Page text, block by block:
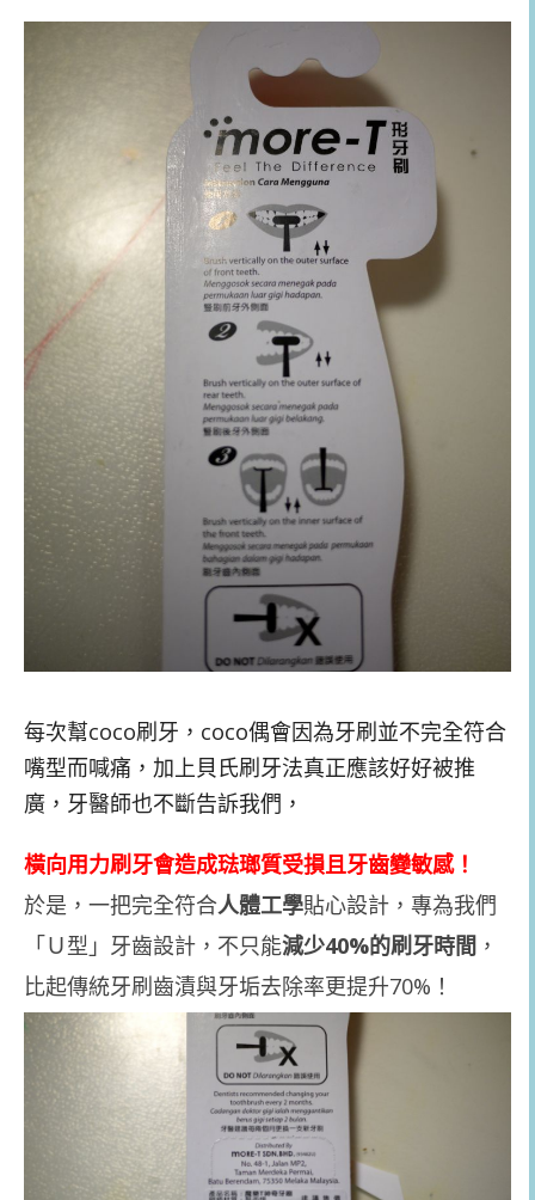
每次幫coco刷牙，coco偶會因為牙刷並不完全符合
嘴型而喊痛，加上貝氏刷牙法真正應該好好被推
廣，牙醫師也不斷告訴我們，
橫向用力刷牙會造成琺瑯質受損且牙齒變敏感！
於是，一把完全符合人體工學貼心設計，專為我們
「Ｕ型」牙齒設計，不只能減少40%的刷牙時間 ，
比起傳統牙刷齒漬與牙垢去除率更提升70%！